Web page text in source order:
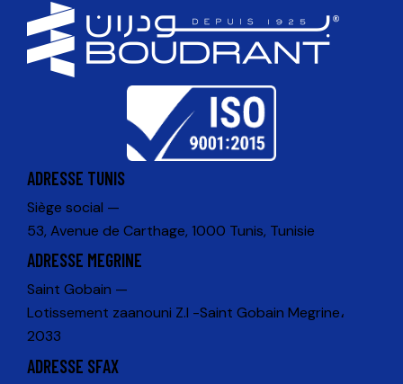
ADRESSE TUNIS
Siège social —
53, Avenue de Carthage, 1000 Tunis, Tunisie
ADRESSE MEGRINE
Saint Gobain —
Lotissement zaanouni Z.I -Saint Gobain Megrine،
2033
ADRESSE SFAX